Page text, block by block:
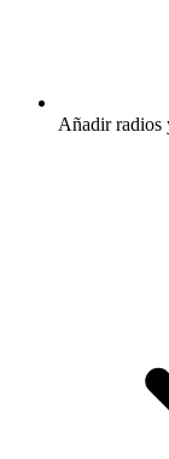
Añadir radios